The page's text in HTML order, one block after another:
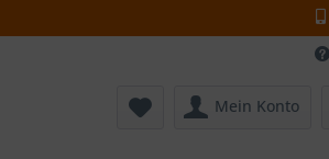
Mein Konto